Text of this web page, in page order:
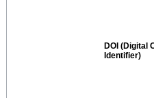
DOI (Digital
Identifier)